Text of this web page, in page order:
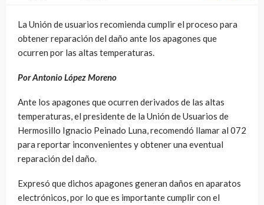
La Unión de usuarios recomienda cumplir el proceso para
obtener reparación del daño ante los apagones que
ocurren por las altas temperaturas.
Por Antonio López Moreno
Ante los apagones que ocurren derivados de las altas
temperaturas, el presidente de la Unión de Usuarios de
Hermosillo Ignacio Peinado Luna, recomendó llamar al 072
para reportar inconvenientes y obtener una eventual
reparación del daño.
Expresó que dichos apagones generan daños en aparatos
electrónicos, por lo que es importante cumplir con el